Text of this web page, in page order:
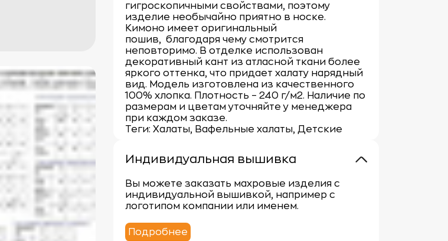
гигроскопичными свойствами, поэтому
изделие необычайно приятно в носке.
Кимоно имеет оригинальный
пошив, благодаря чему смотрится
неповторимо. В отделке использован
декоративный кант из атласной ткани более
яркого оттенка, что придает халату нарядный
вид. Модель изготовлена из качественного
100% хлопка. Плотность – 240 г/м2. Наличие по
размерам и цветам уточняйте у менеджера
при каждом заказе.
Теги: Халаты, Вафельные халаты, Детские
Индивидуальная вышивка
Вы можете заказать махровые изделия с
индивидуальной вышивкой, например с
логотипом компании или именем.
Подробнее